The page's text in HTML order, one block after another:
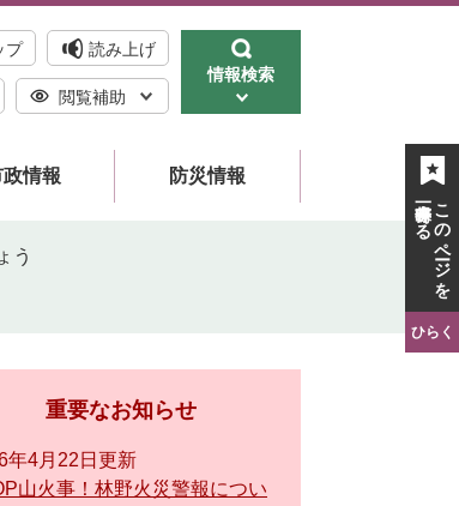
プ 読み上げ
閲覧補助
情報検索
情報 防災情報
う
重要なお知らせ
年4月22日更新
山火事！林野火災警報につい
このページを
一時保存する
ひらく